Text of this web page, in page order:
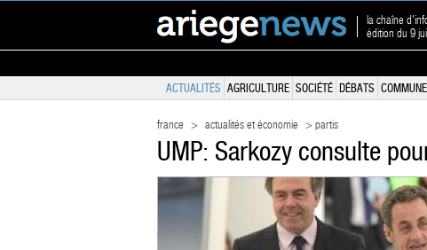
la chaîne
édition du 9
ACTUALITÉS AGRICULTURE SOCIÉTÉ DÉBATS
france > actualités et économie > partis
UMP: Sarkozy consulte